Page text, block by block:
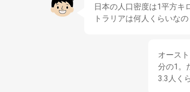
日本の人口密度は1平方キ
トラリアは何人 くらいなの
オース
分の1。
3.3 人 く